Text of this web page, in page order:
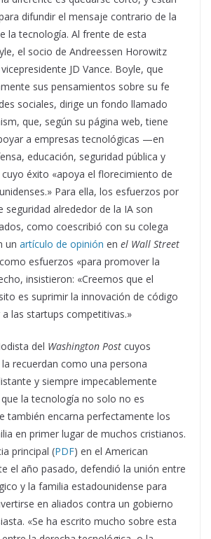
difundir el mensaje contrario de la
la tecnología. Al frente de esta
el socio de Andreessen Horowitz
JD Vance. Boyle, que
sus pensamientos sobre su fe
sociales, dirige un fondo llamado
que, según su página web, tiene
a empresas tecnológicas —en
educación, seguridad pública y
éxito «apoya el florecimiento de
Para ella, los esfuerzos por
seguridad alrededor de la IA son
como coescribió con su colega
un artículo de opinión en el Wall Street
esfuerzos «para promover la
insistieron: «Creemos que el
es suprimir la innovación de código
las startups competitivas.»
del Washington Post cuyos
recuerdan como una persona
y siempre impecablemente
la tecnología no solo no es
también encarna perfectamente los
en primer lugar de muchos cristianos.
principal (PDF) en el American
el año pasado, defendió la unión entre
y la familia estadounidense para
en aliados contra un gobierno
«Se ha escrito mucho sobre esta